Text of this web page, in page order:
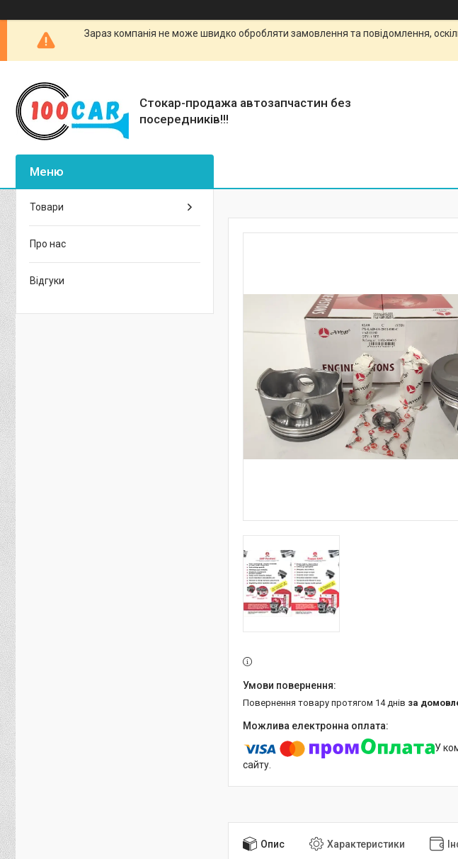
Зараз компанія не може швидко обробляти замовлення та повідомлення,
Стокар-продажа автозапчастин без
посередників!!!
повернення товару протягом 14 днів за
У
сайту.
Опис Характеристики
Товари
Про нас
Відгуки